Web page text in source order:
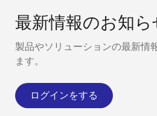
最新情報のお知
製品やソリューションの最新情
ます。
ログインをする